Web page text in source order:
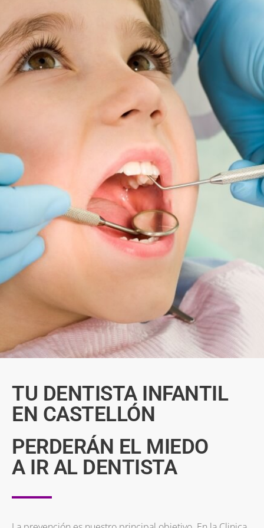
TU DENTISTA INFANTIL
EN CASTELLÓN
PERDERÁN EL MIEDO
A IR AL DENTISTA